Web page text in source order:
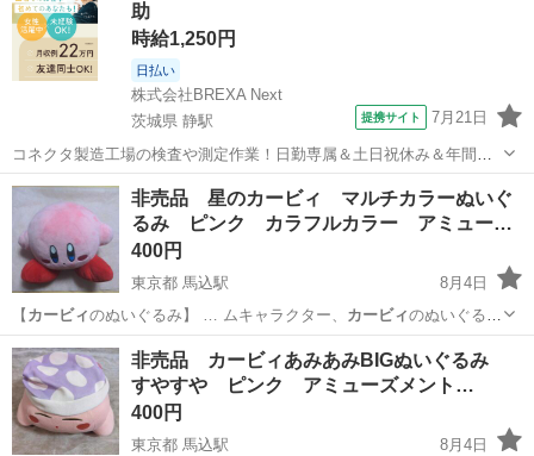
軽にお問い合わせください。
助
時給1,250円
日払い
株式会社BREXA Next
茨城県 静駅
提携サイト 7月21日
コネクタ製造工場の検査や測定作業！日勤専属＆土日祝休み＆年間休
日128日★クリーンルーム内作業★マイカー通勤OK＆無料駐車場あり
★就業先食堂利用可！日払い制度あり！《茨城県常陸大宮市》 人気の
工場のお仕事 ◇コネクタ製造工...
茨城 常陸大宮市 静駅 その他
非売品 星のカービィ マルチカラーぬいぐ
るみ ピンク カラフルカラー アミュー…
400円
東京都 馬込駅
8月4日
【 カービィのぬいぐるみ】 … ムキャラクター、 カービィのぬいぐるみ
クレ… キャラクター:カービィ - 色: ピン… 思います。 #カービィ#任
天堂#Nin… ぬいぐるみ#星のカービィ#アミューズメン…
東京 大田区 馬込駅 おもちゃ カービィ
非売品 カービィあみあみBIGぬいぐるみ
すやすや ピンク アミューズメント…
400円
東京都 馬込駅
8月4日